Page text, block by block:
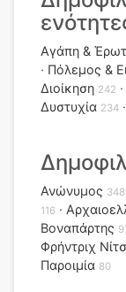
Αγάπη &
Πόλεμος &
Διοίκηση 242
Δυστυχία 234
Ανώνυμος 348
116
Βοναπάρτης
Φρήντριχ
Παροιμία 80